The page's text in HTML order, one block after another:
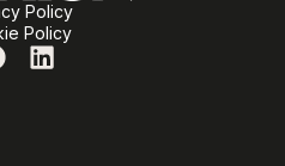
Policy
Policy